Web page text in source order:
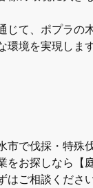
じて、ポプラの
境を実現します
市で伐採・特殊
をお探しなら【
はご相談くださ